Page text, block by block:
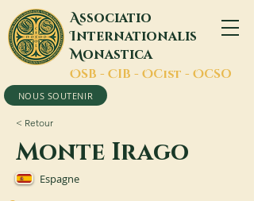
Associatio
Internationalis
Monastica
OSB - CIB - OCist - OCSO
NOUS SOUTENIR
< Retour
Monte Irago
Espagne